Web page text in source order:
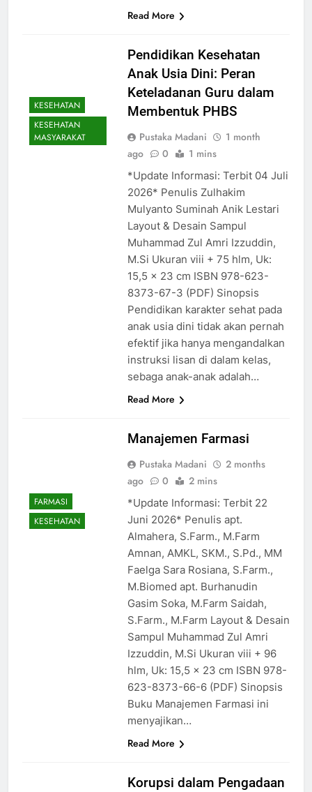
Read More
KESEHATAN
KESEHATAN
MASYARAKAT
Pendidikan Kesehatan
Anak Usia Dini: Peran
Keteladanan Guru dalam
Membentuk PHBS
Pustaka Madani
1 month
ago
0 1 mins
*Update Informasi: Terbit 04 Juli
2026* Penulis Zulhakim
Mulyanto Suminah Anik Lestari
Layout & Desain Sampul
Muhammad Zul Amri Izzuddin,
M.Si Ukuran viii + 75 hlm, Uk:
15,5 x 23 cm ISBN 978-623-
8373-67-3 (PDF) Sinopsis
Pendidikan karakter sehat pada
anak usia dini tidak akan pernah
efektif jika hanya mengandalkan
instruksi lisan di dalam kelas,
sebaga anak-anak adalah…
Read More
FARMASI
KESEHATAN
Manajemen Farmasi
Pustaka Madani
2 months
ago
0 2 mins
*Update Informasi: Terbit 22
Juni 2026* Penulis apt.
Almahera, S.Farm., M.Farm
Amnan, AMKL, SKM., S.Pd., MM
Faelga Sara Rosiana, S.Farm.,
M.Biomed apt. Burhanudin
Gasim Soka, M.Farm Saidah,
S.Farm., M.Farm Layout & Desain
Sampul Muhammad Zul Amri
Izzuddin, M.Si Ukuran viii + 96
hlm, Uk: 15,5 x 23 cm ISBN 978-
623-8373-66-6 (PDF) Sinopsis
Buku Manajemen Farmasi ini
menyajikan…
Read More
Korupsi dalam Pengadaan